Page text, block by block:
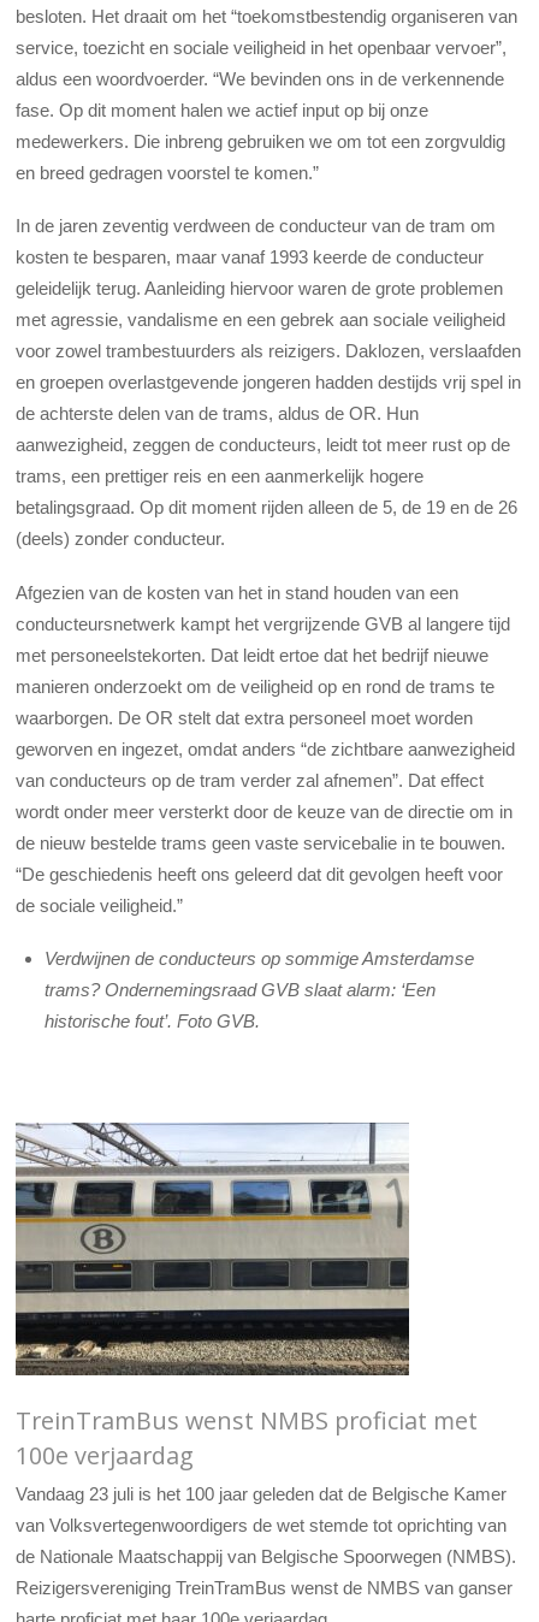
besloten. Het draait om het “toekomstbestendig organiseren van
service, toezicht en sociale veiligheid in het openbaar vervoer”,
aldus een woordvoerder. “We bevinden ons in de verkennende
fase. Op dit moment halen we actief input op bij onze
medewerkers. Die inbreng gebruiken we om tot een zorgvuldig
en breed gedragen voorstel te komen.”
In de jaren zeventig verdween de conducteur van de tram om
kosten te besparen, maar vanaf 1993 keerde de conducteur
geleidelijk terug. Aanleiding hiervoor waren de grote problemen
met agressie, vandalisme en een gebrek aan sociale veiligheid
voor zowel trambestuurders als reizigers. Daklozen, verslaafden
en groepen overlastgevende jongeren hadden destijds vrij spel in
de achterste delen van de trams, aldus de OR. Hun
aanwezigheid, zeggen de conducteurs, leidt tot meer rust op de
trams, een prettiger reis en een aanmerkelijk hogere
betalingsgraad. Op dit moment rijden alleen de 5, de 19 en de 26
(deels) zonder conducteur.
Afgezien van de kosten van het in stand houden van een
conducteursnetwerk kampt het vergrijzende GVB al langere tijd
met personeelstekorten. Dat leidt ertoe dat het bedrijf nieuwe
manieren onderzoekt om de veiligheid op en rond de trams te
waarborgen. De OR stelt dat extra personeel moet worden
geworven en ingezet, omdat anders “de zichtbare aanwezigheid
van conducteurs op de tram verder zal afnemen”. Dat effect
wordt onder meer versterkt door de keuze van de directie om in
de nieuw bestelde trams geen vaste servicebalie in te bouwen.
“De geschiedenis heeft ons geleerd dat dit gevolgen heeft voor
de sociale veiligheid.”
Verdwijnen de conducteurs op sommige Amsterdamse
trams? Ondernemingsraad GVB slaat alarm: ‘Een
historische fout’. Foto GVB.
TreinTramBus wenst NMBS proficiat met
100e verjaardag
Vandaag 23 juli is het 100 jaar geleden dat de Belgische Kamer
van Volksvertegenwoordigers de wet stemde tot oprichting van
de Nationale Maatschappij van Belgische Spoorwegen (NMBS).
Reizigersvereniging TreinTramBus wenst de NMBS van ganser